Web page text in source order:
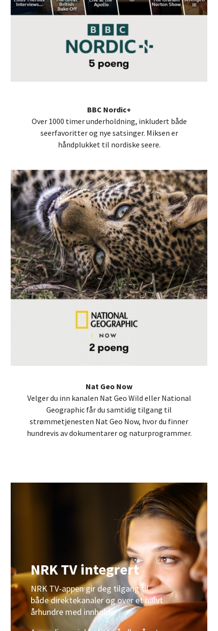
BBC Nordic+
Over 1000 timer underholdning, inkludert både
seerfavoritter og nye satsinger. Miksen er
håndplukket til nordiske seere.
Nat Geo Now
Velger du inn kanalen Nat Geo Wild eller National
Geographic får du samtidig tilgang til
strømmetjenesten Nat Geo Now, hvor du finner
hundrevis av dokumentarer og naturprogrammer.
NRK TV integrert
NRK TV-appen gir deg tilgang til
både direktekanaler og over et halvt
århundre med innhold.